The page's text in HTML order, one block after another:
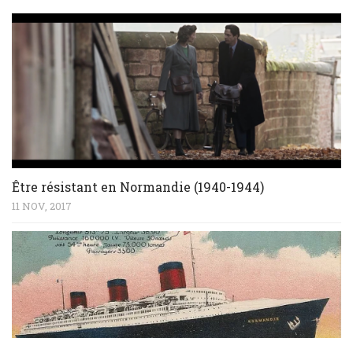
Être résistant en Normandie (1940-1944)
11 NOV, 2017